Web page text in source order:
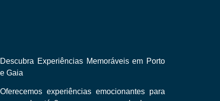
Descubra Experiências Memoráveis em Porto
e Gaia
Oferecemos experiências emocionantes para